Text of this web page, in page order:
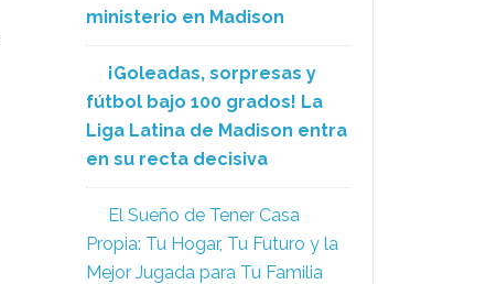
ministerio en Madison
¡Goleadas, sorpresas y
fútbol bajo 100 grados! La
Liga Latina de Madison entra
en su recta decisiva
El Sueño de Tener Casa
Propia: Tu Hogar, Tu Futuro y la
Mejor Jugada para Tu Familia